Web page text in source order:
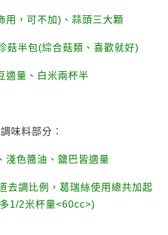
用，可不加)、蒜頭三大顆
菇半包(綜合菇類、喜歡就好)
適量、 白米兩杯半
調味料部分：
淺色醬油、鹽巴皆適量
去調比例，葛瑞絲使用總共加起
1/2米杯量<60cc>)